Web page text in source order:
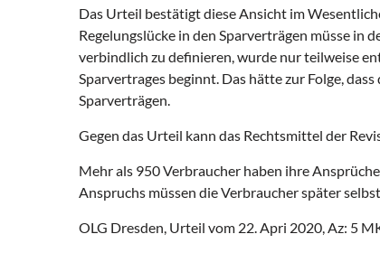
Das Urteil bestätigt diese Ansicht im
Regelungslücke in den Sparverträgen müsse in
verbindlich zu definieren, wurde nur teilweise
Sparvertrages beginnt. Das hätte zur Folge,
Sparverträgen.
Gegen das Urteil kann das Rechtsmittel der
Mehr als 950 Verbraucher haben ihre
Anspruchs müssen die Verbraucher später
OLG Dresden, Urteil vom 22. Apri 2020, Az: 5